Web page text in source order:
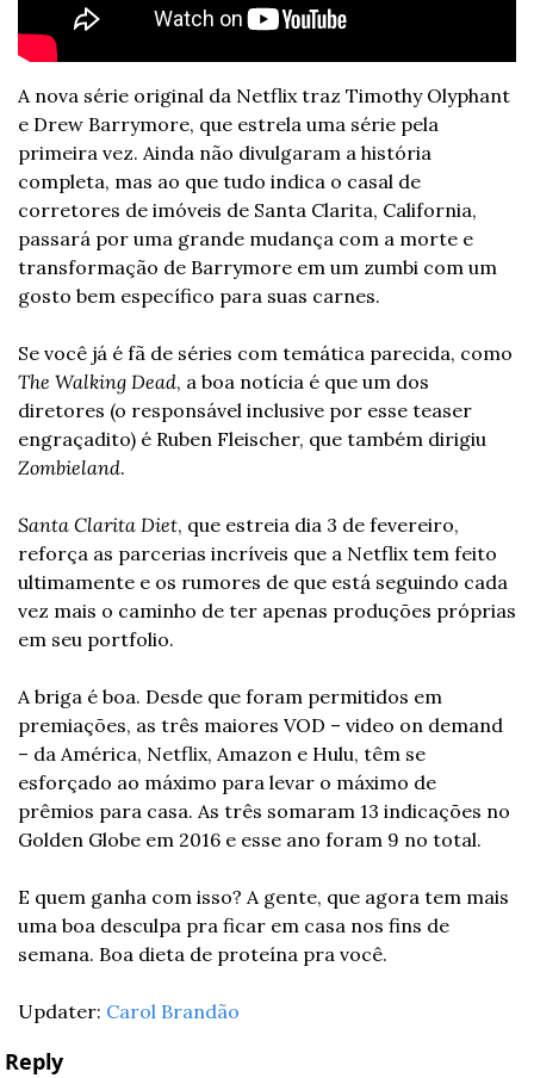
A nova série original da Netflix traz Timothy Olyphant
e Drew Barrymore, que estrela uma série pela
primeira vez. Ainda não divulgaram a história
completa, mas ao que tudo indica o casal de
corretores de imóveis de Santa Clarita, California,
passará por uma grande mudança com a morte e
transformação de Barrymore em um zumbi com um
gosto bem específico para suas carnes.
The Walking Dead, a boa notícia é que um dos
diretores (o responsável inclusive por esse teaser
Zombieland.
Santa Clarita Diet, que estreia dia 3 de fevereiro,
reforça as parcerias incríveis que a Netflix tem feito
ultimamente e os rumores de que está seguindo cada
vez mais o caminho de ter apenas produções próprias
em seu portfolio.
A briga é boa. Desde que foram permitidos em
premiações, as três maiores VOD – video on demand
– da América, Netflix, Amazon e Hulu, têm se
esforçado ao máximo para levar o máximo de
prêmios para casa. As três somaram 13 indicações no
Golden Globe em 2016 e esse ano foram 9 no total.
E quem ganha com isso? A gente, que agora tem mais
uma boa desculpa pra ficar em casa nos fins de
semana. Boa dieta de proteína pra você.
Updater: Carol Brandão
Reply